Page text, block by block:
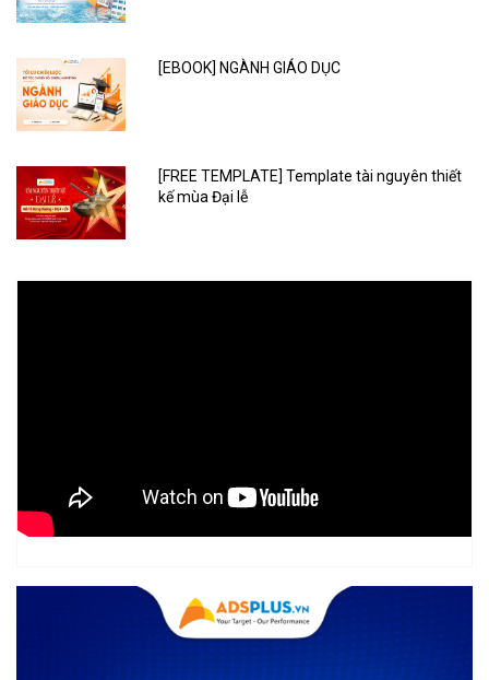
[EBOOK] NGÀNH GIÁO DỤC
[FREE TEMPLATE] Template tài nguyên thiết
kế mùa Đại lễ